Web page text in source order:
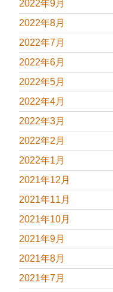
2022年9月
2022年8月
2022年7月
2022年6月
2022年5月
2022年4月
2022年3月
2022年2月
2022年1月
2021年12月
2021年11月
2021年10月
2021年9月
2021年8月
2021年7月